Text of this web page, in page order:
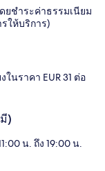
ยชำระค่าธรรมเนียม
ให้บริการ)
นราคา EUR 31 ต่อ
)
น. ถึง 19:00 น.